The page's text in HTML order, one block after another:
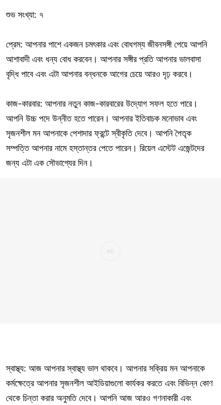
শুভ সংখ্যা: ৭
প্রেম: আপনার পাশে একজন চমৎকার এবং বোধগম্য জীবনসঙ্গী পেয়ে আপনি
আশাবাদী এবং ধন্য বোধ করবেন। আপনার সঙ্গীর প্রতি আপনার ভালবাসা
বৃদ্ধি পাবে এবং এটা আপনার বন্ধনকে আগের চেয়ে আরও দৃঢ় করবে।
কাজ-কারবার: আপনার নতুন কাজ-কারবারের উদ্যোগ সফল হতে পারে।
আপনি উচ্চ পদে উন্নীত হতে পারেন। আপনার ইতিবাচক মনোভাব এবং
সৃজনশীল মন আপনাকে পেশাদার ফ্রন্টে স্বীকৃতি দেবে। আপনি পৈতৃক
সম্পত্তি আপনার নামে হস্তান্তর পেতে পারেন। রিয়েল এস্টেট এজেন্টদের
জন্য এটা এক সৌভাগ্যের দিন।
স্বাস্থ্য: আজ আপনার স্বাস্থ্য ভাল থাকবে। আপনার সক্রিয় মন আপনাকে
কর্মক্ষেত্রে আপনার সৃজনশীল আইডিয়াগুলো কার্যকর করতে এবং বিভিন্ন কোণ
থেকে চিন্তা করার অনুমতি দেবে। আপনি আজ আরও গণনাকারী এবং